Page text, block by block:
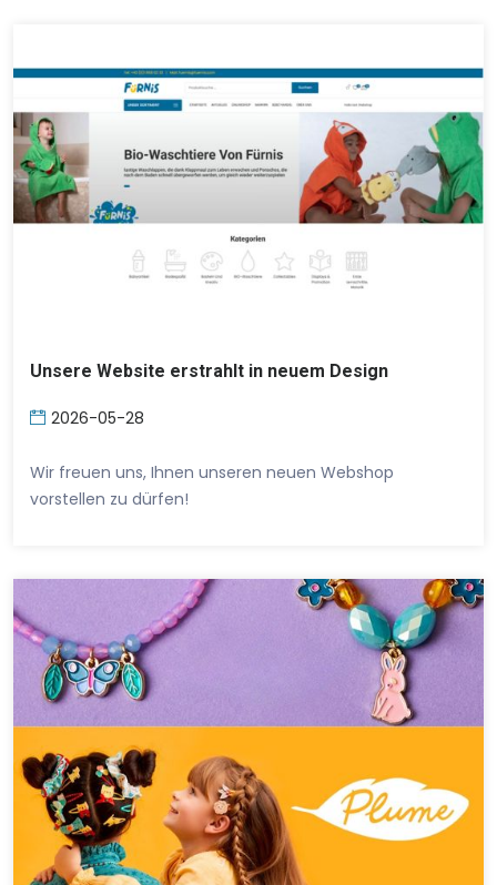
Unsere Website erstrahlt in neuem Design
2026-05-28
Wir freuen uns, Ihnen unseren neuen Webshop
vorstellen zu dürfen!